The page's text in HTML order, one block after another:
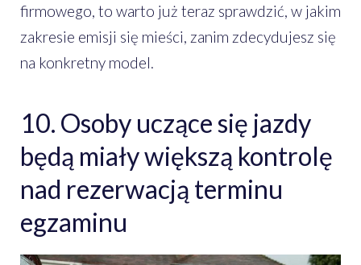
firmowego, to warto już teraz sprawdzić, w jakim
zakresie emisji się mieści, zanim zdecydujesz się
na konkretny model.
10. Osoby uczące się jazdy
będą miały większą kontrolę
nad rezerwacją terminu
egzaminu